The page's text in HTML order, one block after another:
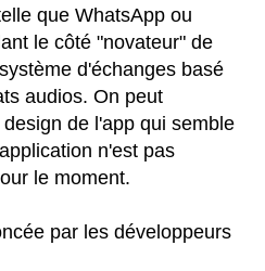
que WhatsApp ou
le côté "novateur" de
d'échanges basé
audios. On peut
de l'app qui semble
n'est pas
le moment.
par les développeurs